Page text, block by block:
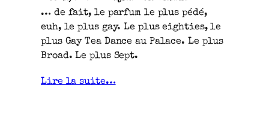
… de fait, le parfum le plus pédé,
euh, le plus gay. Le plus eighties, le
plus Gay Tea Dance au Palace. Le plus
Broad. Le plus Sept.
Lire la suite…